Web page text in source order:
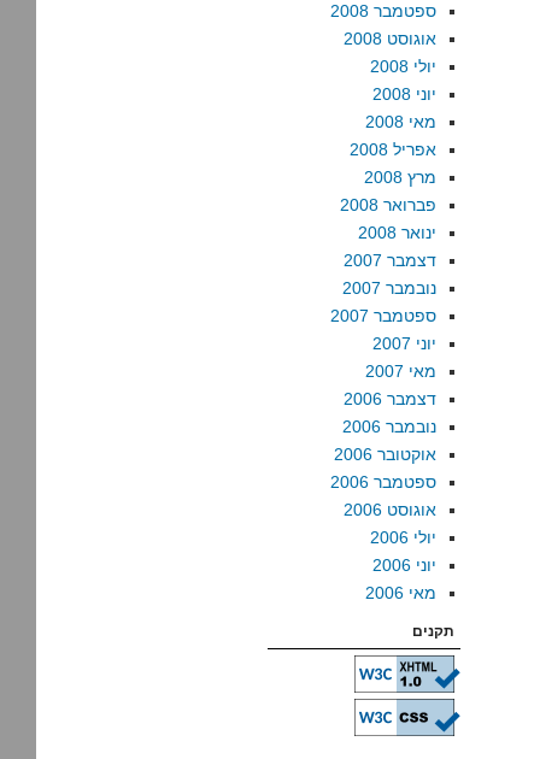
ספטמבר 2008
אוגוסט 2008
יולי 2008
יוני 2008
מאי 2008
אפריל 2008
מרץ 2008
פברואר 2008
ינואר 2008
דצמבר 2007
נובמבר 2007
ספטמבר 2007
יוני 2007
מאי 2007
דצמבר 2006
נובמבר 2006
אוקטובר 2006
ספטמבר 2006
אוגוסט 2006
יולי 2006
יוני 2006
מאי 2006
תקנים